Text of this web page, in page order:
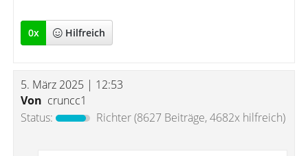
0x Hilfreich
5. März 2025 | 12:53
Von cruncc1
Status:
Richter(8627 Beiträge, 4682x hilfreich)